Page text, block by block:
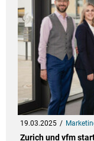
19.03.2025
Zurich und vfm